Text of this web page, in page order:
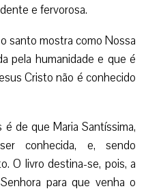
e fervorosa.
santo mostra como Nossa
pela humanidade e que é
Cristo não é conhecido
de que Maria Santíssima,
conhecida, e, sendo
O livro destina-se, pois, a
para que venha o